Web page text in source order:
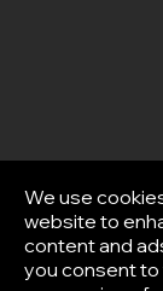
We use
website to
content and
you consent